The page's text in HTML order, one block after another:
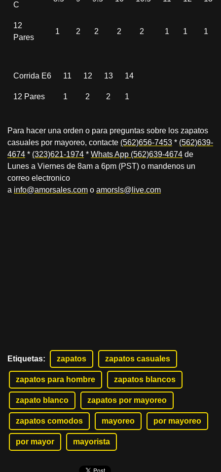
C
12
Pares
1 2 2 2 2 1 1 1
Corrida E6 11 12 13 14
12 Pares 1 2 2 1
Para hacer una orden o para preguntas sobre los zapatos
casuales por mayoreo, contacte (562)656-7453 * (562)639-
4674 * (323)621-1974 * Whats App (562)639-4674 de
Lunes a Viernes de 8am a 6pm (PST) o mandenos un
correo electronico
a info@amorsales.com o amorsls@live.com
Etiquetas: zapatos zapatos casuales
zapatos para hombre zapatos blancos
zapato blanco zapatos por mayoreo
zapatos comodos mayoreo por mayoreo
por mayor mayorista